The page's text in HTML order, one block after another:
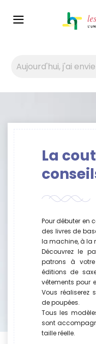
La
Pour débuter en
des livres de
la machine, à la
Découvrez le
patrons à
éditions de
vêtements pour
Vous réaliserez
de poupées.
Tous les
sont
taille réelle.